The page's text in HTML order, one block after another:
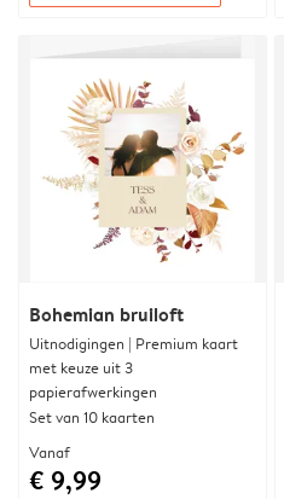
Bohemian bruiloft
Uitnodigingen | Premium kaart
met keuze uit 3
papierafwerkingen
Set van 10 kaarten
Vanaf
€ 9,99